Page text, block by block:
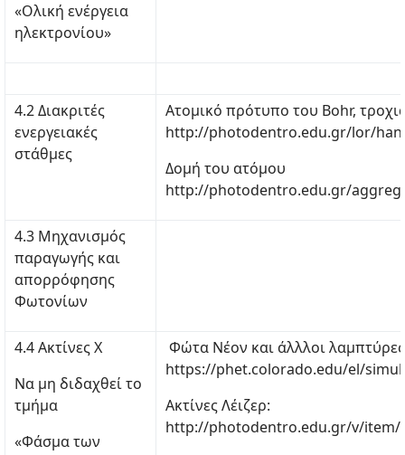
«Ολική ενέργεια
ηλεκτρονίου»
4.2 Διακριτές
ενεργειακές
στάθμες
Ατομικό πρότυπο του Bohr,
http://photodentro.edu.gr/lor/
Δομή του ατόμου
http://photodentro.edu.gr/
4.3 Μηχανισμός
παραγωγής και
απορρόφησης
Φωτονίων
4.4 Ακτίνες Χ
Να μη διδαχθεί το
τμήμα
«Φάσμα των
Φώτα Νέον και άλλλοι λαμπτύρες
https://phet.colorado.edu/el/
Ακτίνες Λέιζερ:
http://photodentro.edu.gr/v/item/